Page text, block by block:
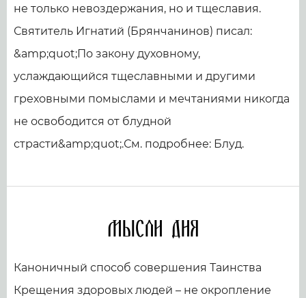
не только невоздержания, но и тщеславия.
Святитель Игнатий (Брянчанинов) писал:
&amp;quot;По закону духовному,
услаждающийся тщеславными и другими
греховными помыслами и мечтаниями никогда
не освободится от блудной
страсти&amp;quot;.См. подробнее: Блуд.
Мысли дня
Каноничный способ совершения Таинства
Крещения здоровых людей – не окропление